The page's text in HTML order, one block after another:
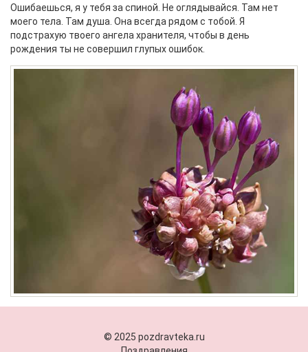
Ошибаешься, я у тебя за спиной. Не оглядывайся. Там нет
моего тела. Там душа. Она всегда рядом с тобой. Я
подстрахую твоего ангела хранителя, чтобы в день
рождения ты не совершил глупых ошибок.
© 2025 pozdravteka.ru